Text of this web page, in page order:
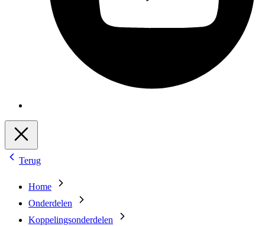
Terug
Home
Onderdelen
Koppelingsonderdelen